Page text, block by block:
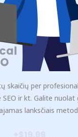
skaičių per
ir kt. Galite
lanksčiais